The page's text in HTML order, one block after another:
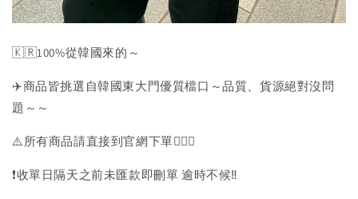
🇰🇷100%從韓國來的～
✈️商品皆挑選自韓國東大門優質檔口～品質、貨源絕對沒問
題～～
⚠️所有商品請直接到官網下單💁🏻‍♀️
❗️收單日隔天之前未匯款即刪單 逾時不候‼️